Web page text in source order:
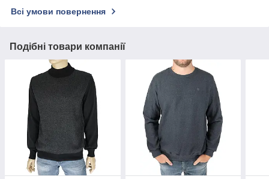
Всі умови повернення
Подібні товари компанії